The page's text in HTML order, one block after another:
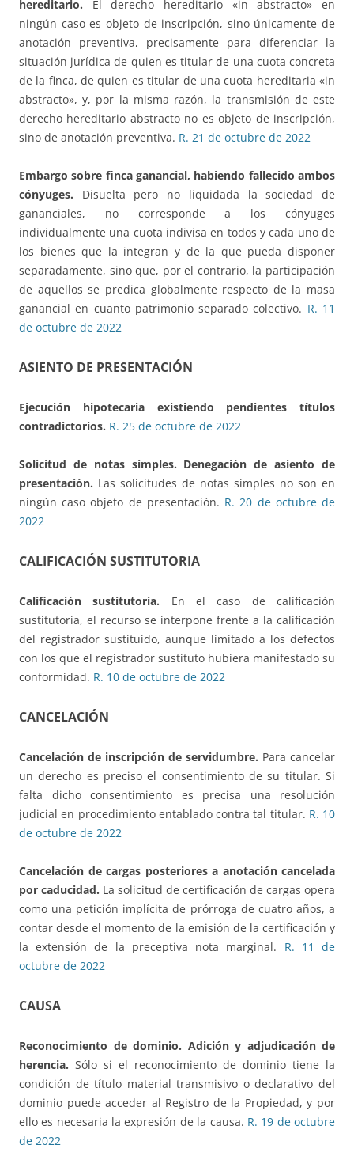
hereditario. El derecho hereditario «in abstracto» en
ningún caso es objeto de inscripción, sino únicamente de
anotación preventiva, precisamente para diferenciar la
situación jurídica de quien es titular de una cuota concreta
de la finca, de quien es titular de una cuota hereditaria «in
abstracto», y, por la misma razón, la transmisión de este
derecho hereditario abstracto no es objeto de inscripción,
sino de anotación preventiva. R. 21 de octubre de 2022
Embargo sobre finca ganancial, habiendo fallecido ambos
cónyuges. Disuelta pero no liquidada la sociedad de
gananciales, no corresponde a los cónyuges
individualmente una cuota indivisa en todos y cada uno de
los bienes que la integran y de la que pueda disponer
separadamente, sino que, por el contrario, la participación
de aquellos se predica globalmente respecto de la masa
ganancial en cuanto patrimonio separado colectivo. R. 11
de octubre de 2022
ASIENTO DE PRESENTACIÓN
Ejecución hipotecaria existiendo pendientes títulos
contradictorios. R. 25 de octubre de 2022
Solicitud de notas simples. Denegación de asiento de
presentación. Las solicitudes de notas simples no son en
ningún caso objeto de presentación. R. 20 de octubre de
2022
CALIFICACIÓN SUSTITUTORIA
Calificación sustitutoria. En el caso de calificación
sustitutoria, el recurso se interpone frente a la calificación
del registrador sustituido, aunque limitado a los defectos
con los que el registrador sustituto hubiera manifestado su
conformidad. R. 10 de octubre de 2022
CANCELACIÓN
Cancelación de inscripción de servidumbre. Para cancelar
un derecho es preciso el consentimiento de su titular. Si
falta dicho consentimiento es precisa una resolución
judicial en procedimiento entablado contra tal titular. R. 10
de octubre de 2022
Cancelación de cargas posterioresa anotación cancelada
por caducidad. La solicitud de certificación de cargas opera
como una petición implícita de prórroga de cuatro años, a
contar desde el momento de la emisión de la certificación y
la extensión de la preceptiva nota marginal. R. 11 de
octubre de 2022
CAUSA
Reconocimiento de dominio. Adición y adjudicación de
herencia. Sólo si el reconocimiento de dominio tiene la
condición de título material transmisivo o declarativo del
dominio puede acceder al Registro de la Propiedad, y por
ello es necesaria la expresión de la causa. R. 19 de octubre
de 2022